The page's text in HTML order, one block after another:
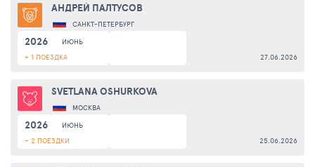
АНДРЕЙ ПАЛТУСОВ
САНКТ-ПЕТЕРБУРГ
2026
ИЮНЬ
+ 1 ПОЕЗДКА
27.06.2026
SVETLANA OSHURKOVA
МОСКВА
2026
ИЮНЬ
+ 2 ПОЕЗДКИ
25.06.2026